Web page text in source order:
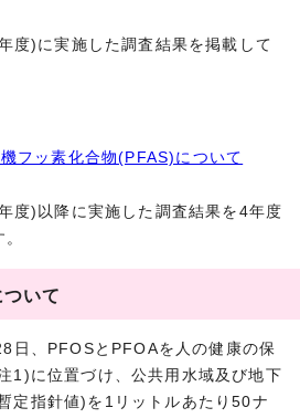
に実施した調査結果を掲載して
フッ素化合物(PFAS)について
以降に実施した調査結果を4年度
いて
日、PFOSとPFOAを人の健康の保
1)に位置づけ、公共用水域及び地下
定指針値)を1リットルあたり50ナ